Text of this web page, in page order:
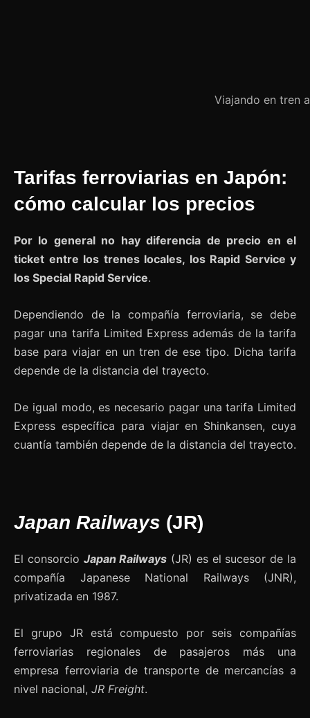
Viajando en tren
Tarifas ferroviarias en Japón:
cómo calcular los precios
Por lo general no hay diferencia de precio en el
ticket entre los trenes locales, los Rapid Service y
los Special Rapid Service.
Dependiendo de la compañía ferroviaria, se debe
pagar una tarifa Limited Express además de la tarifa
base para viajar en un tren de ese tipo. Dicha tarifa
depende de la distancia del trayecto.
De igual modo, es necesario pagar una tarifa Limited
Express específica para viajar en Shinkansen, cuya
cuantía también depende de la distancia del trayecto.
Japan Railways (JR)
El consorcio Japan Railways (JR) es el sucesor de la
compañía Japanese National Railways (JNR),
privatizada en 1987.
El grupo JR está compuesto por seis compañías
ferroviarias regionales de pasajeros más una
empresa ferroviaria de transporte de mercancías a
nivel nacional, JR Freight.